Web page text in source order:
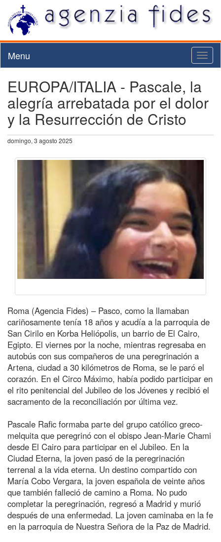
Menu
EUROPA/ITALIA - Pascale, la
alegría arrebatada por el dolor
y la Resurrección de Cristo
domingo, 3 agosto 2025
Roma (Agencia Fides) – Pasco, como la llamaban
cariñosamente tenía 18 años y acudía a la parroquia de
San Cirilo en Korba Heliópolis, un barrio de El Cairo,
Egipto. El viernes por la noche, mientras regresaba en
autobús con sus compañeros de una peregrinación a
Artena, ciudad a 30 kilómetros de Roma, se le paró el
corazón. En el Circo Máximo, había podido participar en
el rito penitencial del Jubileo de los Jóvenes y recibió el
sacramento de la reconciliación por última vez.
Pascale Rafic formaba parte del grupo católico greco-
melquita que peregrinó con el obispo Jean-Marie Chami
desde El Cairo para participar en el Jubileo. En la
Ciudad Eterna, la joven pasó de la peregrinación
terrenal a la vida eterna. Un destino compartido con
María Cobo Vergara, la joven española de veinte años
que también falleció de camino a Roma. No pudo
completar la peregrinación, regresó a Madrid y murió
después de una enfermedad. La joven caminaba en la fe
en la parroquia de Nuestra Señora de la Paz de Madrid.